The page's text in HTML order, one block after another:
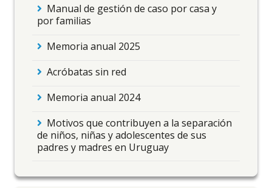
Manual de gestión de caso por casa y
por familias
Memoria anual 2025
Acróbatas sin red
Memoria anual 2024
Motivos que contribuyen a la separación
de niños, niñas y adolescentes de sus
padres y madres en Uruguay